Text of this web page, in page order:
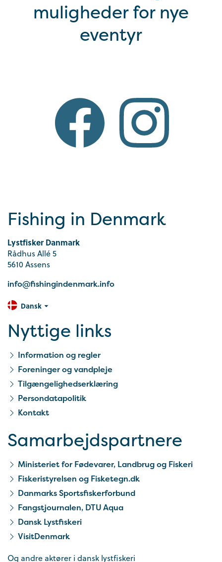
muligheder for nye
eventyr
Fishing in Denmark
Lystfisker Danmark
Rådhus Allé 5
5610 Assens
info@fishingindenmark.info
Dansk
Nyttige links
Information og regler
Foreninger og vandpleje
Tilgængelighedserklæring
Persondatapolitik
Kontakt
Samarbejds­partnere
Ministeriet for Fødevarer, Landbrug og Fiskeri
Fiskeristyrelsen og Fisketegn.dk
Danmarks Sportsfiskerforbund
Fangstjournalen, DTU Aqua
Dansk Lystfiskeri
VisitDenmark
Og andre aktører i dansk lystfiskeri